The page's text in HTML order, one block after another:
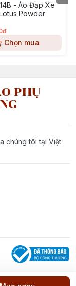
- Áo Đạp Xe
Powder
Chọn mua
PHỤ
chúng tôi tại Việt